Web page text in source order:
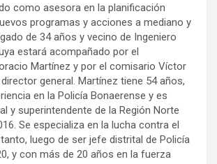
como asesora en la planificación
programas y acciones a mediano y
de 34 años y vecino de Ingeniero
estará acompañado por el
Martínez y por el comisario Víctor
general. Martínez tiene 54 años,
en la Policía Bonaerense y es
y superintendente de la Región Norte
Se especializa en la lucha contra el
luego de ser jefe distrital de Policía
y con más de 20 años en la fuerza